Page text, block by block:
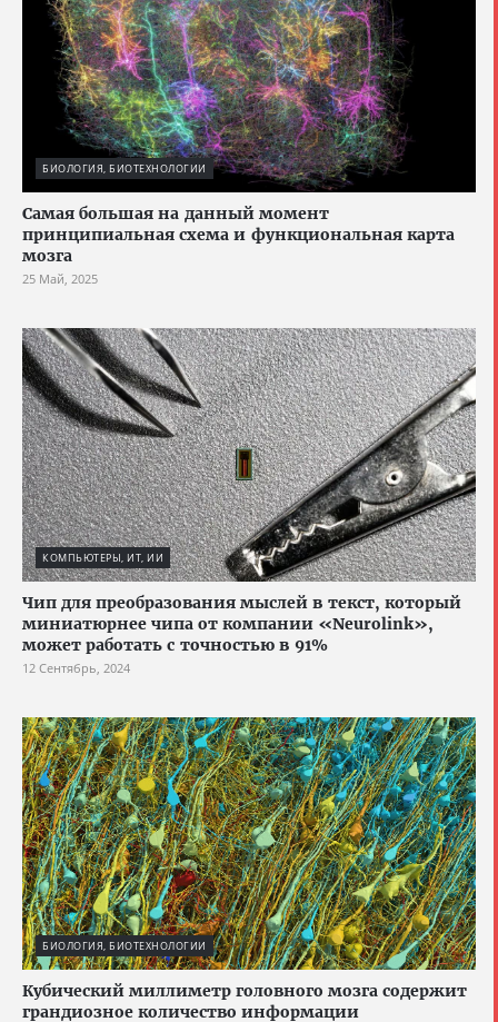
БИОЛОГИЯ, БИОТЕХНОЛОГИИ
Cамая большая на данный момент
принципиальная схема и функциональная карта
мозга
25 Май, 2025
КОМПЬЮТЕРЫ, ИТ, ИИ
Чип для преобразования мыслей в текст, который
миниатюрнее чипа от компании «Neurolink»,
может работать с точностью в 91%
12 Сентябрь, 2024
БИОЛОГИЯ, БИОТЕХНОЛОГИИ
Кубический миллиметр головного мозга содержит
грандиозное количество информации